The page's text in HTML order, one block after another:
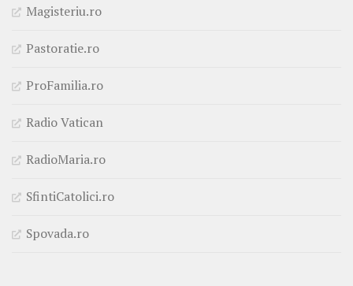
Magisteriu.ro
Pastoratie.ro
ProFamilia.ro
Radio Vatican
RadioMaria.ro
SfintiCatolici.ro
Spovada.ro